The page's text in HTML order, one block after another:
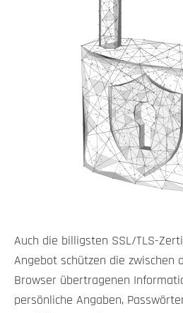
Auch die billigsten SSL/TLS-
Angebot schützen die zwischen
Browser übertragenen
persönliche Angaben,